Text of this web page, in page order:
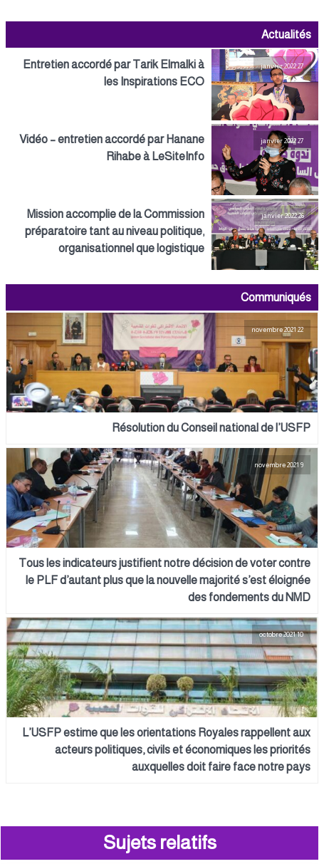
Actualités
27 janvier 2022
Entretien accordé par Tarik Elmalki à
les Inspirations ECO
27 janvier 2022
Vidéo – entretien accordé par Hanane
Rihabe à LeSiteInfo
26 janvier 2022
Mission accomplie de la Commission
préparatoire tant au niveau politique,
organisationnel que logistique
Communiqués
22 novembre 2021
Résolution du Conseil national de l’USFP
Tous les indicateurs justifient notre décision de voter contre
le PLF d’autant plus que la nouvelle majorité s’est éloignée
des fondements du NMD
10 octobre 2021
L’USFP estime que les orientations Royales rappellent aux
acteurs politiques, civils et économiques les priorités
auxquelles doit faire face notre pays
Sujets relatifs